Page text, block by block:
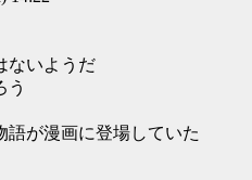
ないようだ
う
が漫画に登場していた